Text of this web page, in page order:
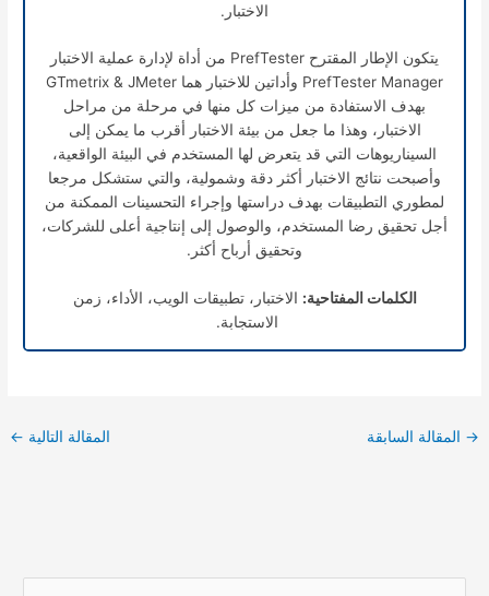
الاختبار.
يتكون الإطار المقترح PrefTester من أداة لإدارة عملية الاختبار
PrefTester Manager وأداتين للاختبار هما GTmetrix & JMeter
بهدف الاستفادة من ميزات كل منها في مرحلة من مراحل
الاختبار، وهذا ما جعل من بيئة الاختبار أقرب ما يمكن إلى
السيناريوهات التي قد يتعرض لها المستخدم في البيئة الواقعية،
وأصبحت نتائج الاختبار أكثر دقة وشمولية، والتي ستشكل مرجعا
لمطوري التطبيقات بهدف دراستها وإجراء التحسينات الممكنة من
أجل تحقيق رضا المستخدم، والوصول إلى إنتاجية أعلى للشركات،
وتحقيق أرباح أكثر.
الكلمات المفتاحية: الاختبار، تطبيقات الويب، الأداء، زمن
الاستجابة.
→ المقالة السابقة المقالة التالية ←